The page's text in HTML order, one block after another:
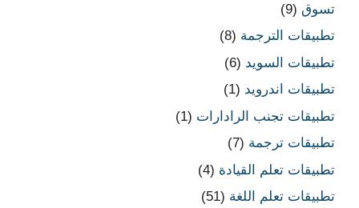
تسوق (9)
تطبيقات الترجمة (8)
تطبيقات السويد (6)
تطبيقات اندرويد (1)
تطبيقات تجنب الرادارات (1)
تطبيقات ترجمة (7)
تطبيقات تعلم القيادة (4)
تطبيقات تعلم اللغة (51)